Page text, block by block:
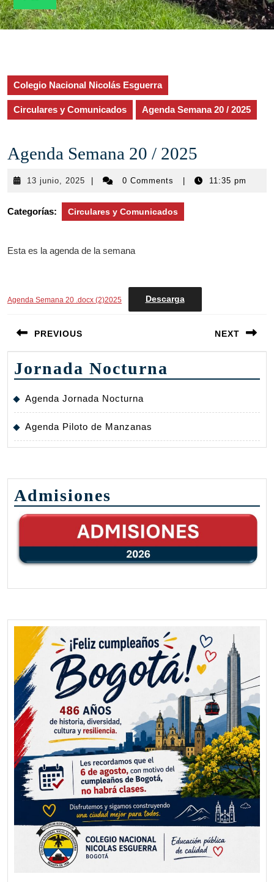
Colegio Nacional Nicolás Esguerra
Circulares y Comunicados Agenda Semana 20 / 2025
Agenda Semana 20 / 2025
13 junio, 2025 13
2025
| 0 Comments | 11:35 pm
Categorías: Circulares y Comunicados
Esta es la agenda de la semana
Agenda Semana 20 .docx (2)2025 Descarga
de
entradas
PREVIOUS
anterior:
NEXT
entrada:
Jornada Nocturna
Agenda Jornada Nocturna
Agenda Piloto de Manzanas
Admisiones